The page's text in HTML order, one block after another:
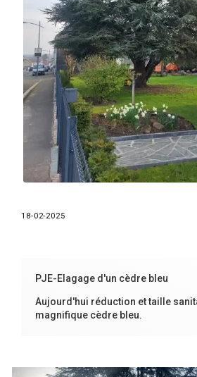
18-02-2025
PJE-Elagage d'un cèdre bleu
Aujourd'hui réduction et taille
magnifique cèdre bleu.